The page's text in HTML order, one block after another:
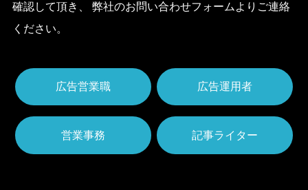
確認して頂き、 弊社のお問い合わせフォームよりご連絡
ください。
広告営業職 広告運用者
営業事務 記事ライター